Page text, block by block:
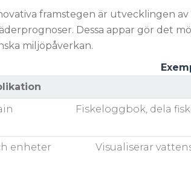
framstegen är utvecklingen
Dessa appar gör det
miljöpåverkan.
Fiskeloggbok, dela
enheter Visualiserar